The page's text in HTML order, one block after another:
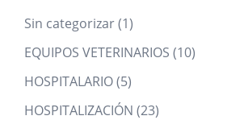
Sin categorizar 11
product
EQUIPOS VETERINARIOS 1010
HOSPITALARIO 55
products
HOSPITALIZACIÓN 2323